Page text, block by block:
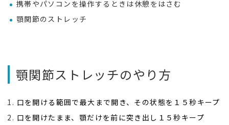
携帯やパソコンを操作するときは休憩をはさむ
顎関節のストレッチ
顎関節ストレッチのやり方
口を開ける範囲で最大まで開き、その状態を１５秒キープ
口を開けたまま、顎だけを前に突き出し１５秒キープ